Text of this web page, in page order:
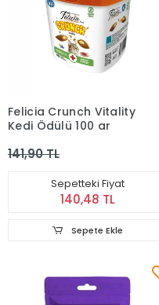
Felicia Crunch Vitality
Kedi Ödülü 100 gr
141,90 TL
Sepetteki Fiyat
140,48 TL
Sepete Ekle